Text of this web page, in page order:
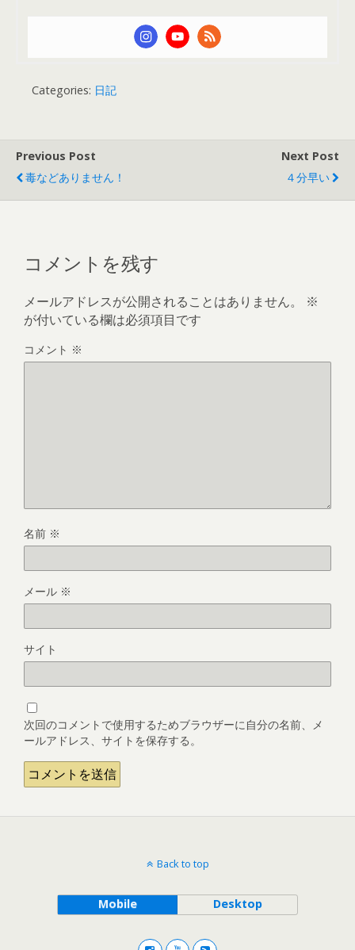
Categories: 日記
Previous Post
毒などありません！
Next Post
４分早い
コメントを残す
メールアドレスが公開されることはありません。
※
が付いている欄は必須項目です
コメント ※
名前 ※
メール ※
サイト
次回のコメントで使用するためブラウザーに自分の名前、メ
ールアドレス、サイトを保存する。
Back to top
Mobile Desktop